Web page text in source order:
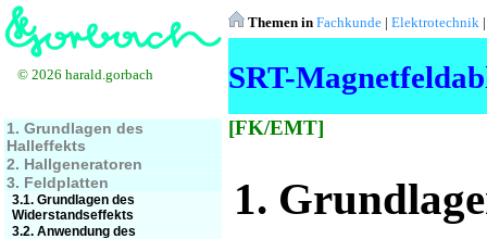
Themen in Fachkunde | Elektrotechnik
SRT-
[FK/EMT]
© 2026 harald.gorbach
1. Grundlagen des
Halleffekts
2. Hallgeneratoren
3. Feldplatten
3.1. Grundlagen des
Widerstandseffekts
3.2. Anwendung des
1.